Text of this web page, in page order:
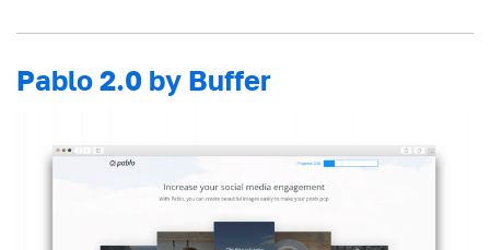
Pablo 2.0 by Buffer